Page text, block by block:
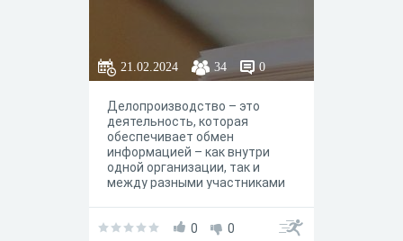
21.02.2024 34 0
Делопроизводство – это
деятельность, которая
обеспечивает обмен
информацией – как внутри
одной организации, так и
между разными участниками
который включает создание,
0 0